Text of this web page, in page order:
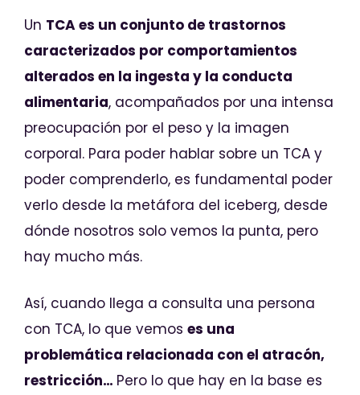
Un TCA es un conjunto de trastornos
caracterizados por comportamientos
alterados en la ingesta y la conducta
alimentaria, acompañados por una intensa
preocupación por el peso y la imagen
corporal. Para poder hablar sobre un TCA y
poder comprenderlo, es fundamental poder
verlo desde la metáfora del iceberg, desde
dónde nosotros solo vemos la punta, pero
hay mucho más.
Así, cuando llega a consulta una persona
con TCA, lo que vemos es una
problemática relacionada con el atracón,
restricción… Pero lo que hay en la base es